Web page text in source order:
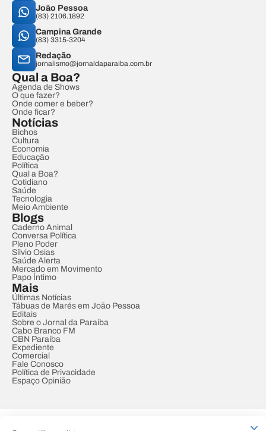
João Pessoa
(83) 2106.1892
Campina Grande
(83) 3315-3204
Redação
jornalismo@jornaldaparaiba.com.br
Qual a Boa?
Agenda de Shows
O que fazer?
Onde comer e beber?
Onde ficar?
Notícias
Bichos
Cultura
Economia
Educação
Política
Qual a Boa?
Cotidiano
Saúde
Tecnologia
Meio Ambiente
Blogs
Caderno Animal
Conversa Política
Pleno Poder
Sílvio Osias
Saúde Alerta
Mercado em Movimento
Papo Íntimo
Mais
Últimas Notícias
Tábuas de Marés em João Pessoa
Editais
Sobre o Jornal da Paraíba
Cabo Branco FM
CBN Paraíba
Expediente
Comercial
Fale Conosco
Política de Privacidade
Espaço Opinião